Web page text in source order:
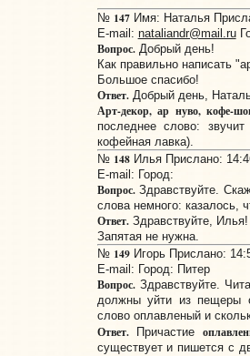
№ 147Имя: Наталья
E-mail: nataliandr@mail.ru
Вопрос.Добрый день!
Как правильно написать
Большое спасибо!
Ответ.Добрый день,
Арт-декор, ар нуво, кофе-
последнее слово:
кофейная лавка).
№ 148Илья Прислано:
E-mail: Город:
Вопрос.Здравствуйте.
слова немного: казалось,
Ответ.Здравствуйте, Илья!
Запятая не нужна.
№ 149Игорь Прислано:
E-mail: Город: Питер
Вопрос.Здравствуйте.
должны уйти из пещеры
слово оплавленый и
Ответ.Причастие
существует и пишется с